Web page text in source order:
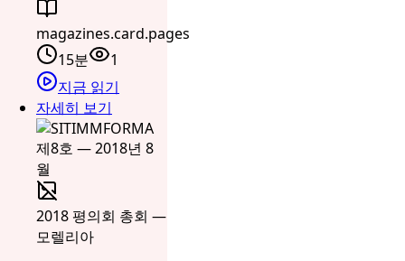
magazines.card.pages
15분
1
지금 읽기
자세히 보기
2018 평의회 총회 —
모렐리아